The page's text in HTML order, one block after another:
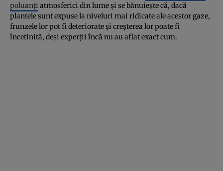
poluanți atmosferici din lume și se bănuiește că, dacă
plantele sunt expuse la niveluri mai ridicate ale acestor gaze,
frunzele lor pot fi deteriorate și creșterea lor poate fi
încetinită, deși experții încă nu au aflat exact cum.